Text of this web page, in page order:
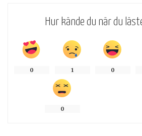
Hur kände du när du
0 1 0
0